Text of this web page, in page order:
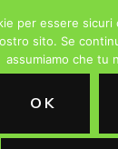
per essere
sito. Se
assumiamo che tu
OK